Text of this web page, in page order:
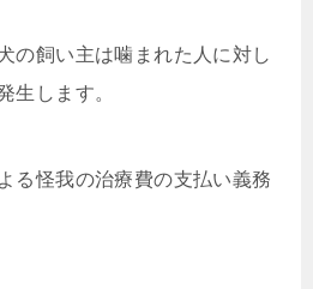
の飼い主は噛まれた人に対し
生します。
る怪我の治療費の支払い義務